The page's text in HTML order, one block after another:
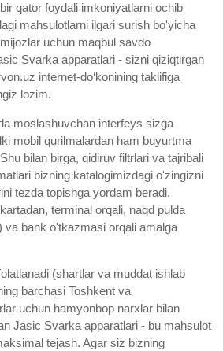
qator foydali imkoniyatlarni ochib
mahsulotlarni ilgari surish bo'yicha
uchun maqbul savdo
Svarka apparatlari - sizni qiziqtirgan
internet-do‘konining taklifiga
lozim.
moslashuvchan interfeys sizga
mobil qurilmalardan ham buyurtma
bilan birga, qidiruv filtrlari va tajribali
bizning katalogimizdagi o'zingizni
tezda topishga yordam beradi.
terminal orqali, naqd pulda
va bank o'tkazmasi orqali amalga
(shartlar va muddat ishlab
barchasi Toshkent va
uchun hamyonbop narxlar bilan
Jasic Svarka apparatlari - bu mahsulot
tejash. Agar siz bizning